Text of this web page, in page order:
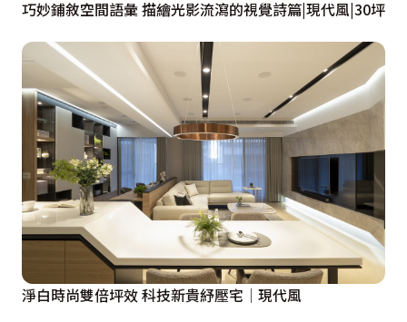
巧妙鋪敘空間語彙 描繪光影流瀉的視覺詩篇|現代風|30坪
淨白時尚雙倍坪效 科技新貴紓壓宅│現代風